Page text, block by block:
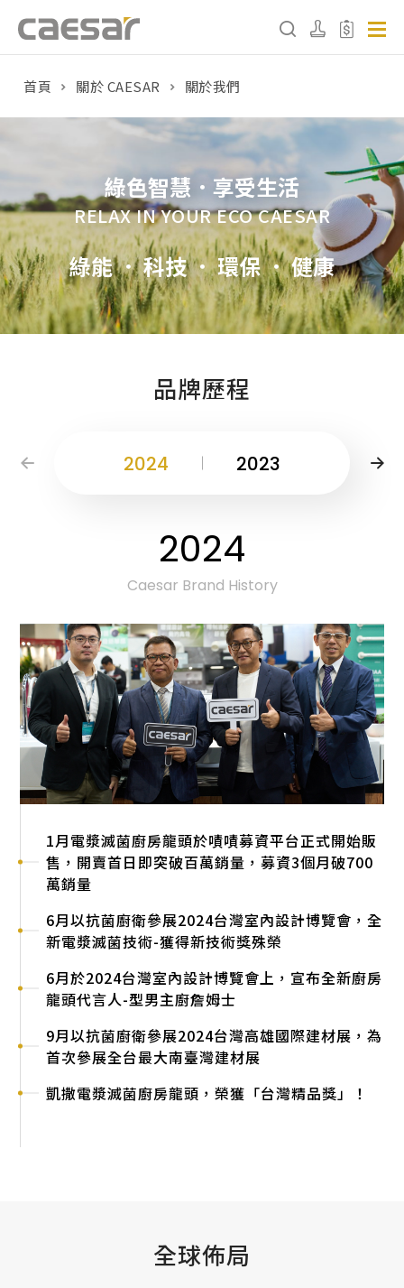
請選擇產品
販賣中商品 已下架商品
搜尋產品
首頁 關於 CAESAR 關於我們
綠色智慧．享受生活
RELAX IN YOUR ECO CAESAR
綠能 ． 科技 ． 環保 ． 健康
品牌歷程
2024 2023 2022
2024
Caesar Brand History
1月電漿滅菌廚房龍頭於嘖嘖募資平台正式開始販
售，開賣首日即突破百萬銷量，募資3個月破700
萬銷量
6月以抗菌廚衛參展2024台灣室內設計博覽會，全
新電漿滅菌技術-獲得新技術獎殊榮
6月於2024台灣室內設計博覽會上，宣布全新廚房
龍頭代言人-型男主廚詹姆士
9月以抗菌廚衛參展2024台灣高雄國際建材展，為
首次參展全台最大南臺灣建材展
凱撒電漿滅菌廚房龍頭，榮獲「台灣精品獎」！
2023
Caesar Brand History
6月以抗菌衛浴參展2023台灣,室內設計師節材料
大展，全新電漿滅菌技術-獲得新技術獎殊榮
11月以抗菌衛浴參展2023日本,東京家居&建築展
覽，為首次前進日本參展日本最大-家居建築展覽
2022
Caesar Brand History
2021-2022著手投入大量研發量能，超過50人專
業研發團隊，創新研發-全新電漿滅菌技術，領先
業界率先運用於廚房領域中
2021
Caesar Brand History
台灣高雄左營「瓷藝光廊-旗艦展示中心 」開幕
2020
Caesar Brand History
台灣台中南屯「瓷藝光廊-旗艦展示中心 」開幕
凱撒衛浴 慶祝成立35周年
2019
Caesar Brand History
凱撒衛浴 參展中國國際廚衛展KBC 2019
越南龍頭新廠，櫥櫃新廠開始營運，佔地4萬平方
公尺
2018
Caesar Brand History
台灣台北內湖「瓷藝光廊-旗艦展示中心 」開幕
2017
Caesar Brand History
越南河內新旗艦店落成，北越最大規模綜合衛浴展
示中心
馬來西亞 凱撒衛浴 吉隆坡市新展廳開幕
凱撒衛浴進入菲律賓市場
2014
Caesar Brand History
越南胡志明市旗艦展示中心開幕
台灣凱撒衛浴，衛浴管家售後服務啟動
越南瓷器廠導入自動施釉手臂機台
2013
Caesar Brand History
凱撒衛浴台灣股票上市(玻璃陶瓷類)，股票代號
1817
2012
Caesar Brand History
越南瓷器二廠產線啟用
2007
Caesar Brand History
越南河內營業處與旗艦店落成開幕
2004
Caesar Brand History
越南龍頭廠營運
2003
Caesar Brand History
越南浴缸廠營運
2002
Caesar Brand History
引進歐洲Fine Fireclay高溫耐火瓷技術
1996
Caesar Brand History
轉投資越南凱撒衛浴股份有限公司，從事衛浴製造
與銷售
1985
Caesar Brand History
成立聯拓精業股份有限公司(凱撒衛浴前身)，從事
衛生瓷器製造與銷售
全球佈局